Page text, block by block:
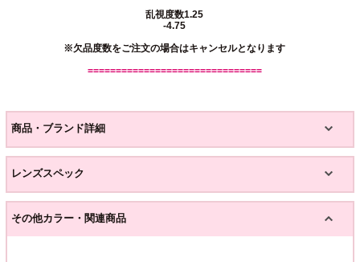
乱視度数1.25
-4.75
※欠品度数をご注文の場合はキャンセルとなります
===============================
商品・ブランド詳細
レンズスペック
その他カラー・関連商品